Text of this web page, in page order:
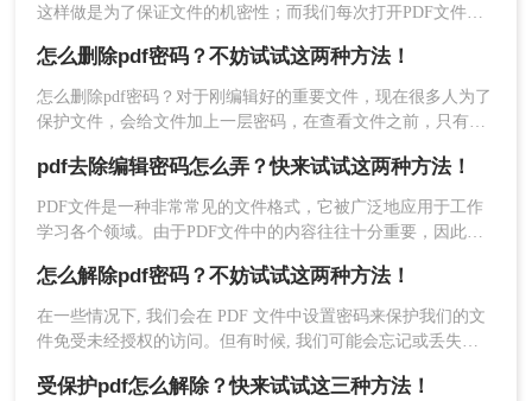
2、点击选择文件添加需要解密的文件，将需要解密的
PDF文件上传，上传后点击继续上传可添加其他的
PDF文件。
这样做是为了保证文件的机密性；而我们每次打开PDF文件都
就会很麻烦。这时我们就需要对其进行解密，以方便后续的操
作，那有什么办法能进行PDF解密呢？当然有，今天小编就为
大家推荐三个方法，大家一起看看PDF如何解密吧！
怎么删除pdf密码？不妨试试这两种方法！
怎么删除pdf密码？对于刚编辑好的重要文件，现在很多人为了
保护文件，会给文件加上一层密码，在查看文件之前，只有输
可以在一定程度上增强资料安全性，但是如果需要多次查看，
每次都输入密码，就有点麻烦了，所以怎么删除pdf密码呢？下
面小编分享个解密的方法，希望能够帮助到大家。
pdf去除编辑密码怎么弄？快来试试这两种方法！
PDF文件是一种非常常见的文件格式，它被广泛地应用于工作
学习各个领域。由于PDF文件中的内容往往十分重要，因此，
是，如果你收到了加密的PDF文件但忘记了密码，该怎么办
呢？下面，小编就给大家分享pdf去除编辑密码怎么弄的方法，
一起来学习一下吧。
怎么解除pdf密码？不妨试试这两种方法！
在一些情况下, 我们会在 PDF 文件中设置密码来保护我们的文
件免受未经授权的访问。但有时候, 我们可能会忘记或丢失密
带来很多麻烦，因为无法打开这些文件。在这篇文章中, 我们
受保护pdf怎么解除？快来试试这三种方法！